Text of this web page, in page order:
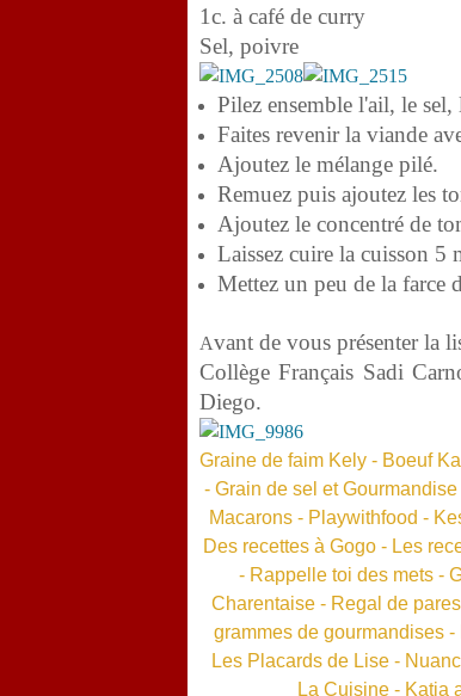
1c. à café de curry
Sel, poivre
Pilez ensemble l'ail, le
Faites revenir la viande
Ajoutez le mélange pilé.
Remuez puis ajoutez les
Ajoutez le concentré de
Laissez cuire la cuisson 5
Mettez un peu de la farce
Avant de vous présenter la
Collège Français Sadi
Diego.
Graine de faim Kely - Boeuf
- Grain de sel et Gourmandise
Macarons- P laywithfood -
Des recettes à Gogo - Les
- Rappelle toi des mets -
Charentaise- Regal de
grammes de gourmandises-
Les Placards de Lise -
La Cuisine- Katia